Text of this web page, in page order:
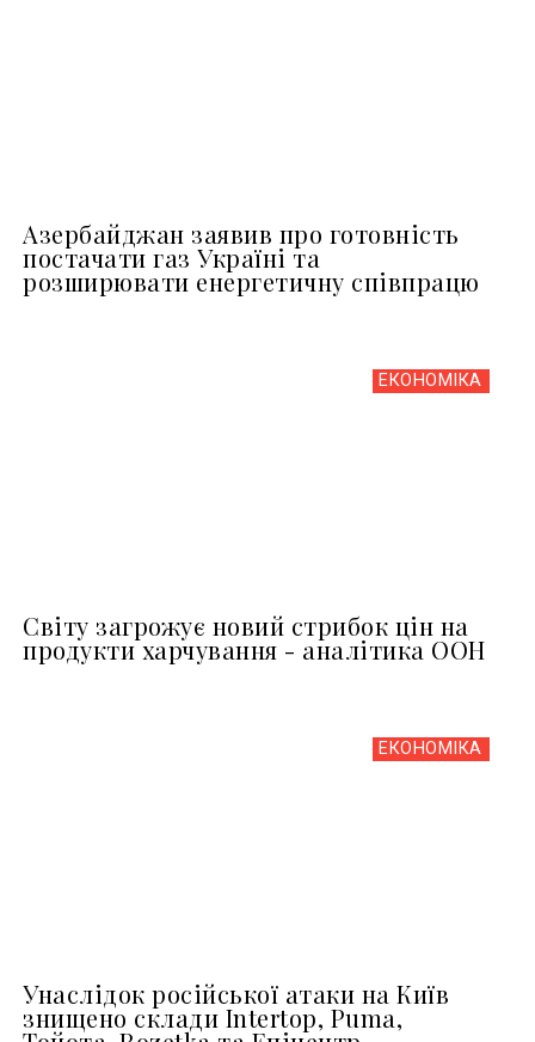
Азербайджан заявив про готовність
постачати газ Україні та
розширювати енергетичну співпрацю
ЕКОНОМІКА
Світу загрожує новий стрибок цін на
продукти харчування - аналітика ООН
ЕКОНОМІКА
Унаслідок російської атаки на Київ
знищено склади Intertop, Puma,